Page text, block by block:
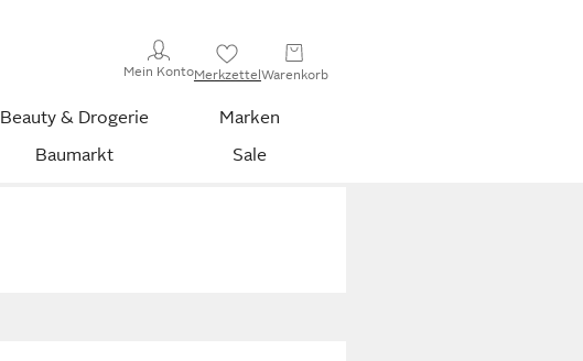
Mein KontoMerkzettelWarenkorb
Beauty & Drogerie
Marken
Baumarkt Sale